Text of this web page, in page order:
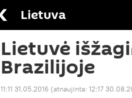
Lietuva
Lietuvė
Brazilijoje
11:11 31.05.2016 (atnaujinta: 12:17